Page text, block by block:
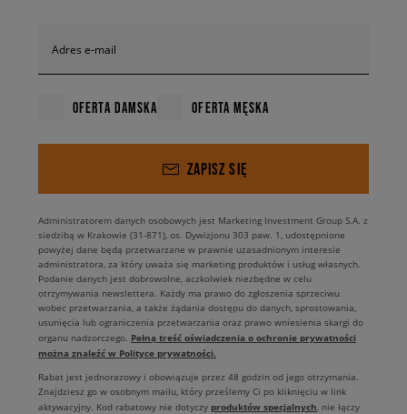
Adres e-mail
OFERTA DAMSKA OFERTA MĘSKA
ZAPISZ SIĘ
Administratorem danych osobowych jest Marketing Investment Group S.A. z
siedzibą w Krakowie (31-871), os. Dywizjonu 303 paw. 1, udostępnione
powyżej dane będą przetwarzane w prawnie uzasadnionym interesie
administratora, za który uważa się marketing produktów i usług własnych.
Podanie danych jest dobrowolne, aczkolwiek niezbędne w celu
otrzymywania newslettera. Każdy ma prawo do zgłoszenia sprzeciwu
wobec przetwarzania, a także żądania dostępu do danych, sprostowania,
usunięcia lub ograniczenia przetwarzania oraz prawo wniesienia skargi do
organu nadzorczego. Pełną treść oświadczenia o ochronie prywatności
można znaleźć w Polityce prywatności.
Rabat jest jednorazowy i obowiązuje przez 48 godzin od jego otrzymania.
Znajdziesz go w osobnym mailu, który prześlemy Ci po kliknięciu w link
aktywacyjny. Kod rabatowy nie dotyczy produktów specjalnych, nie łączy